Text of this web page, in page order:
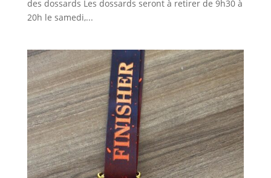
des dossards Les dossards seront à retirer de 9h30 à
20h le samedi,...